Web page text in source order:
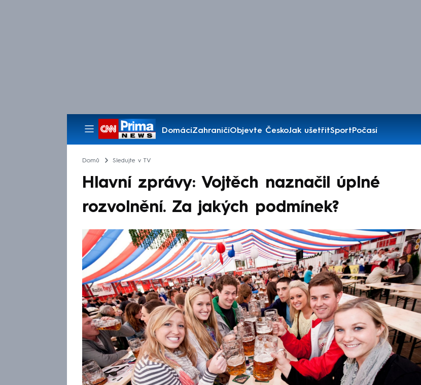
DomácíZahraničíObjevte ČeskoJak ušetřitSportPočasí
Pořady
Domů Sledujte v TV
Hlavní zprávy: Vojtěch naznačil úplné
rozvolnění. Za jakých podmínek?